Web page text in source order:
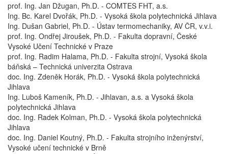
prof. Ing. Jan Džugan, Ph.D. - COMTES FHT, a.s.
Ing. Bc. Karel Dvořák, Ph.D. - Vysoká škola polytechnická Jihlava
Ing. Dušan Gabriel, Ph.D. - Ústav termomechaniky, AV ČR, v.v.i.
prof. Ing. Ondřej Jiroušek, Ph.D. - Fakulta dopravní, České
Vysoké Učení Technické v Praze
prof. Ing. Radim Halama, Ph.D. - Fakulta strojní, Vysoká škola
báňská – Technická univerzita Ostrava
doc. Ing. Zdeněk Horák, Ph.D. - Vysoká škola polytechnická
Jihlava
Ing. Luboš Kameník, Ph.D. - Jihlavan, a.s. a Vysoká škola
polytechnická Jihlava
doc. Ing. Radek Kolman, Ph.D. - Vysoká škola polytechnická
Jihlava
doc. Ing. Daniel Koutný, Ph.D. - Fakulta strojního inženýrství,
Vysoké učení technické v Brně